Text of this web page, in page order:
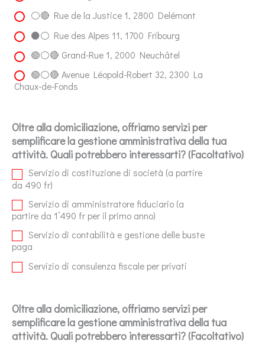
⚪️🔴 Rue de la Justice 1, 2800 Delémont
⚫⚪ Rue des Alpes 11, 1700 Fribourg
🟢⚪🔴 Grand-Rue 1, 2000 Neuchâtel
🟢⚪🔴 Avenue Léopold-Robert 32, 2300 La
Chaux-de-Fonds
Oltre alla domiciliazione, offriamo servizi per
semplificare la gestione amministrativa della tua
attività. Quali potrebbero interessarti? (Facoltativo)
Servizio di costituzione di società (a partire
da 490 fr)
Servizio di amministratore fiduciario (a
partire da 1’490 fr per il primo anno)
Servizio di contabilità e gestione delle buste
paga
Servizio di consulenza fiscale per privati
Oltre alla domiciliazione, offriamo servizi per
semplificare la gestione amministrativa della tua
attività. Quali potrebbero interessarti? (Facoltativo)